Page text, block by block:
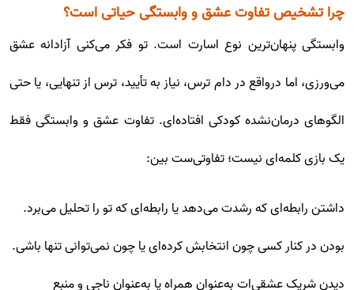
چرا تشخیص تفاوت عشق و وابستگی حیاتی است؟
وابستگی پنهان‌ترین نوع اسارت است. تو فکر می‌کنی آزادانه عشق
می‌ورزی، اما درواقع در دام ترس، نیاز به تأیید، ترس از تنهایی، یا حتی
الگوهای درمان‌نشده کودکی افتاده‌ای. تفاوت عشق و وابستگی فقط
یک بازی کلمه‌ای نیست؛ تفاوتی‌ست بین:
داشتن رابطه‌ای که رشدت می‌دهد یا رابطه‌ای که تو را تحلیل می‌برد.
بودن در کنار کسی چون انتخابش کرده‌ای یا چون نمی‌توانی تنها باشی.
دیدن شریک عشقی‌ات به‌عنوان همراه یا به‌عنوان ناجی و منبع